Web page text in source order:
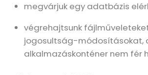
megvárjuk egy adatbázis
végrehajtsunk
jogosultság-módosításokat,
alkalmazáskonténer nem fér